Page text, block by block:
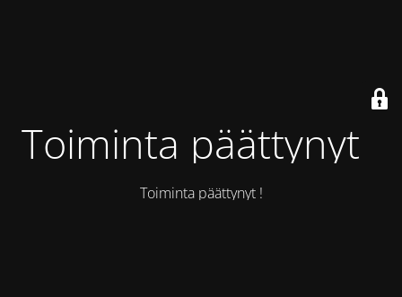
Toiminta päättynyt !
Toiminta päättynyt !